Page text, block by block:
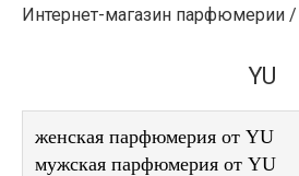
ДЕКОРАТИВНАЯ
Интернет-магазин парфюмерии /
YU
женская парфюмерия от YU
мужская парфюмерия от YU